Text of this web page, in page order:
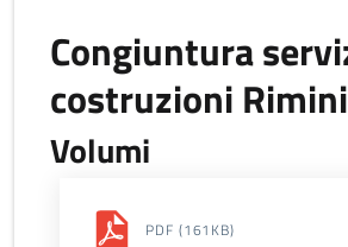
Congiuntura
costruzioni Rimini
Volumi
PDF (161KB)